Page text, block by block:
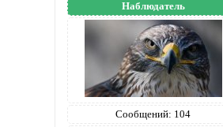
Наблюдатель
Сообщений: 104